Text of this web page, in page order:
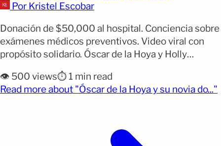
Por Kristel Escobar
Donación de $50,000 al hospital. Conciencia sobre
exámenes médicos preventivos. Video viral con
propósito solidario. Óscar de la Hoya y Holly
White Memorial Hospital de Boyle Heights. El
dinero será destinado a la detección temprana del
👁️ 500 views⏱️ 1 min read
Read more about "Óscar de la Hoya y su novia do..."